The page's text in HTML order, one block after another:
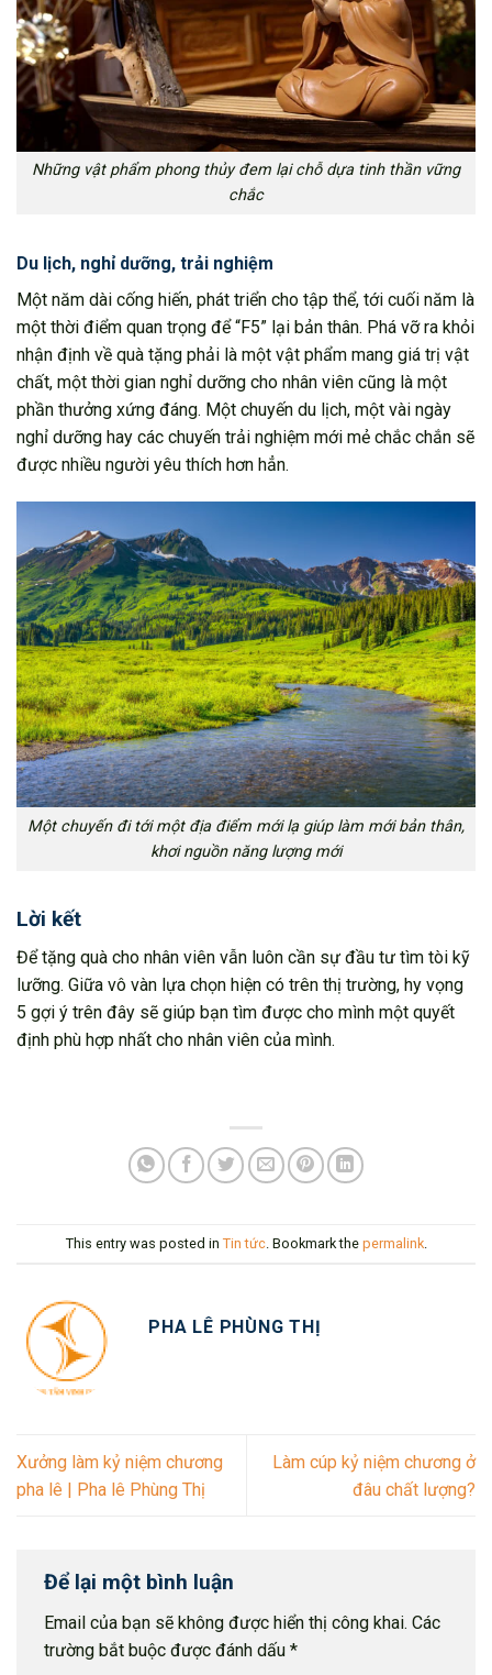
Những vật phẩm phong thủy đem lại chỗ dựa tinh thần vững
chắc
Du lịch, nghỉ dưỡng, trải nghiệm
Một năm dài cống hiến, phát triển cho tập thể, tới cuối năm là
một thời điểm quan trọng để “F5” lại bản thân. Phá vỡ ra khỏi
nhận định về quà tặng phải là một vật phẩm mang giá trị vật
chất, một thời gian nghỉ dưỡng cho nhân viên cũng là một
phần thưởng xứng đáng. Một chuyến du lịch, một vài ngày
nghỉ dưỡng hay các chuyến trải nghiệm mới mẻ chắc chắn sẽ
được nhiều người yêu thích hơn hẳn.
Một chuyến đi tới một địa điểm mới lạ giúp làm mới bản thân,
khơi nguồn năng lượng mới
Lời kết
Để tặng quà cho nhân viên vẫn luôn cần sự đầu tư tìm tòi kỹ
lưỡng. Giữa vô vàn lựa chọn hiện có trên thị trường, hy vọng
5 gợi ý trên đây sẽ giúp bạn tìm được cho mình một quyết
định phù hợp nhất cho nhân viên của mình.
This entry was posted in Tin tức. Bookmark the permalink.
PHA LÊ PHÙNG THỊ
Xưởng làm kỷ niệm chương
pha lê | Pha lê Phùng Thị
Làm cúp kỷ niệm chương ở
đâu chất lượng?
Để lại một bình luận
Email của bạn sẽ không được hiển thị công khai. Các
trường bắt buộc được đánh dấu *